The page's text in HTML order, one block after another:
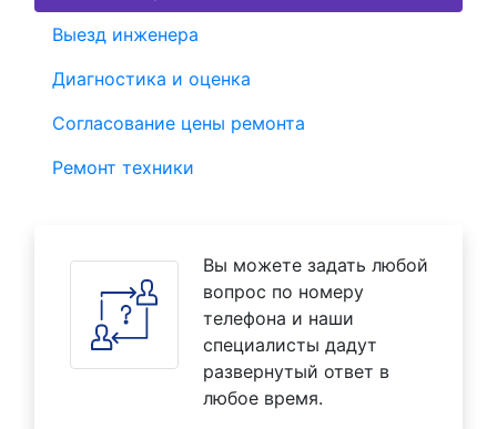
Выезд инженера
Диагностика и оценка
Согласование цены ремонта
Ремонт техники
Вы можете задать любой
вопрос по номеру
телефона и наши
специалисты дадут
развернутый ответ в
любое время.